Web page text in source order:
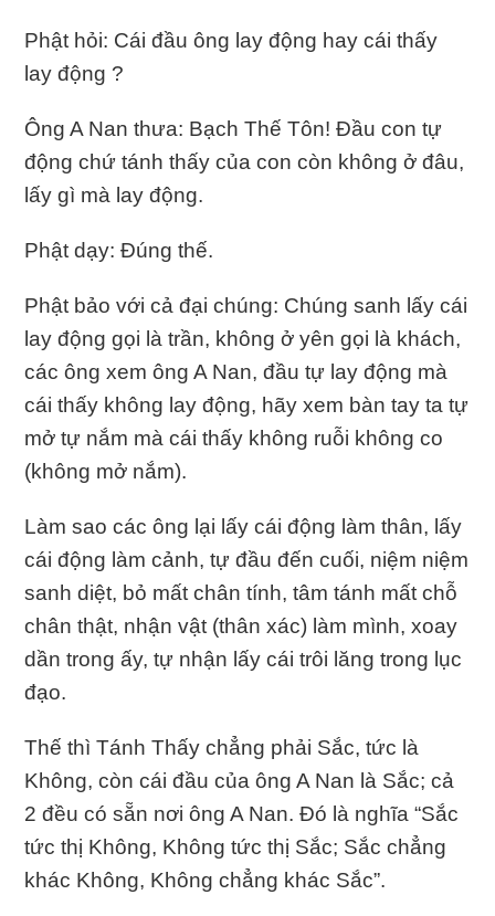
Phật hỏi: Cái đầu ông lay động hay cái thấy
lay động ?
Ông A Nan thưa: Bạch Thế Tôn! Ðầu con tự
động chứ tánh thấy của con còn không ở đâu,
lấy gì mà lay động.
Phật dạy: Ðúng thế.
Phật bảo với cả đại chúng: Chúng sanh lấy cái
lay động gọi là trần, không ở yên gọi là khách,
các ông xem ông A Nan, đầu tự lay động mà
cái thấy không lay động, hãy xem bàn tay ta tự
mở tự nắm mà cái thấy không ruỗi không co
(không mở nắm).
Làm sao các ông lại lấy cái động làm thân, lấy
cái động làm cảnh, tự đầu đến cuối, niệm niệm
sanh diệt, bỏ mất chân tính, tâm tánh mất chỗ
chân thật, nhận vật (thân xác) làm mình, xoay
dần trong ấy, tự nhận lấy cái trôi lăng trong lục
đạo.
Thế thì Tánh Thấy chẳng phải Sắc, tức là
Không, còn cái đầu của ông A Nan là Sắc; cả
2 đều có sẵn nơi ông A Nan. Ðó là nghĩa “Sắc
tức thị Không, Không tức thị Sắc; Sắc chẳng
khác Không, Không chẳng khác Sắc”.